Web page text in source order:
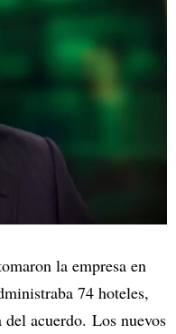
la empresa en
74 hoteles,
acuerdo. Los nuevos